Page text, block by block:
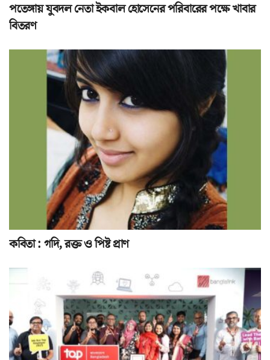
পতেঙ্গায় যুবদল নেতা ইকবাল হোসেনের পরিবারের পক্ষে খাবার
বিতরণ
কবিতা : গদি, রক্ত ও পিষ্ট প্রাণ